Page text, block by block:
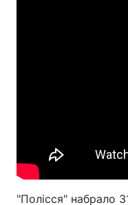
"Полісся" набрало